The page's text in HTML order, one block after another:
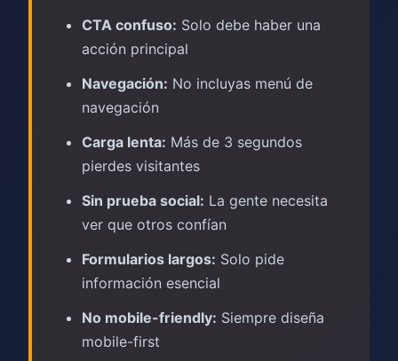
CTA confuso: Solo debe haber una
acción principal
Navegación: No incluyas menú de
navegación
Carga lenta: Más de 3 segundos
pierdes visitantes
Sin prueba social: La gente necesita
ver que otros confían
Formularios largos: Solo pide
información esencial
No mobile-friendly: Siempre diseña
mobile-first